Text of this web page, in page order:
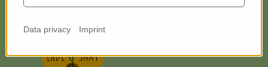
Data privacy Imprint